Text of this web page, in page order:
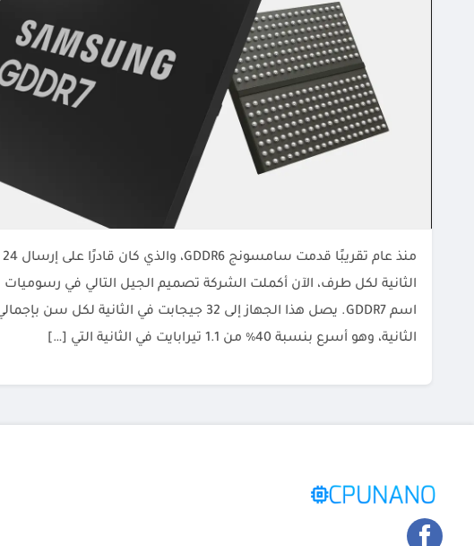
الثانية، وهو أسرع بنسبة 40٪ من 1.1 تيرابايت في الثانية التي […]